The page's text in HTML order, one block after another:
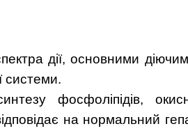
дії, основними
системи.
фосфоліпідів,
на нормальний